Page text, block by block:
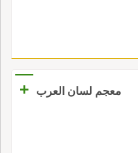
معجم لسان العرب +